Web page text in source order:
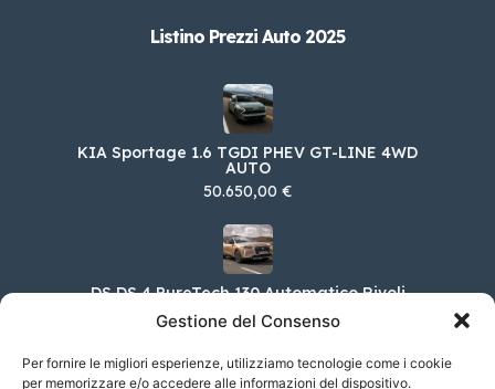
Gestione del Consenso
Per fornire le migliori esperienze, utilizziamo tecnologie come i cookie
per memorizzare e/o accedere alle informazioni del dispositivo.
Listino Prezzi Auto 2025
KIA Sportage 1.6 TGDI PHEV GT-LINE 4WD
AUTO
50.650,00 €
DS DS 4 PureTech 130 Automatico Rivoli
40.200,00 €